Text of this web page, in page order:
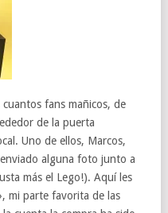
fans mañicos, de
de la puerta
Uno de ellos, Marcos,
alguna foto junto a
más el Lego!). Aquí les
mi parte favorita de las